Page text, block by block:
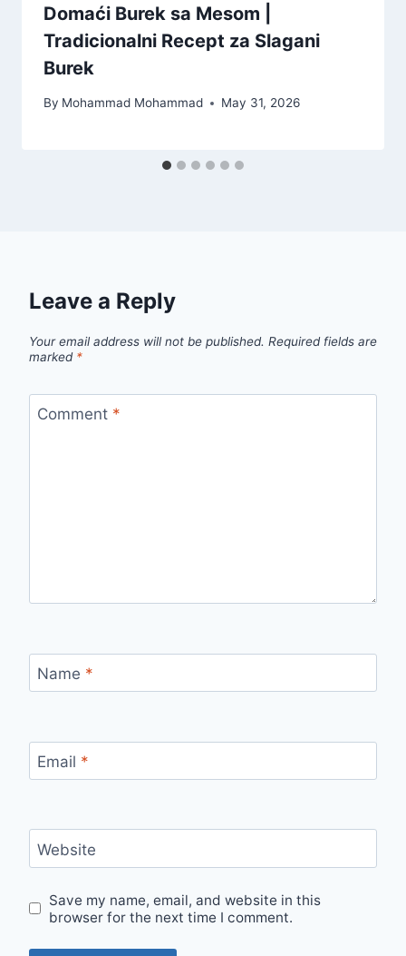
Domaći Burek sa Mesom |
Tradicionalni Recept za Slagani
Burek
By Mohammad Mohammad May 31, 2026
Leave a Reply
Your email address will not be published. Required fields are
marked *
Comment *
Name *
Email *
Website
Save my name, email, and website in this
browser for the next time I comment.